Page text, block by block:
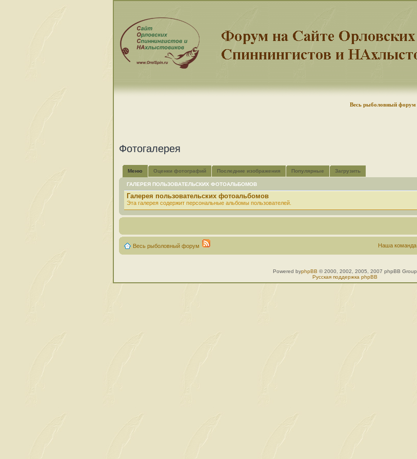
Весь рыболовный форум
Фотогалерея
Меню Оценки фотографий Последние изображения Популярные Загрузить
ГАЛЕРЕЯ ПОЛЬЗОВАТЕЛЬСКИХ ФОТОАЛЬБОМОВ
Галерея пользовательских фотоальбомов
Эта галерея содержит персональные альбомы пользователей.
Весь рыболовный форум Наша команда
Powered byphpBB © 2000, 2002, 2005, 2007 phpBB Group
Русская поддержка phpBB